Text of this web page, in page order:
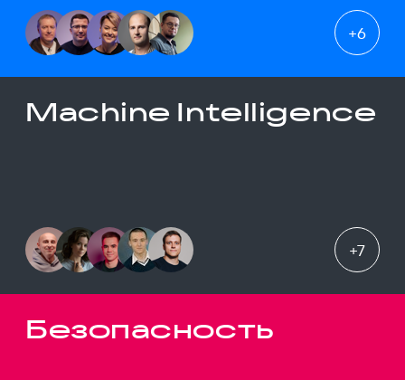
+6
Machine Intelligence
+7
Безопасность